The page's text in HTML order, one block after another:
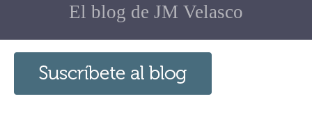
El blog de JM Velasco